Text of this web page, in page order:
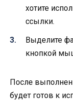
хотите
ссылки.
Выделите
кнопкой
После
будет готов к